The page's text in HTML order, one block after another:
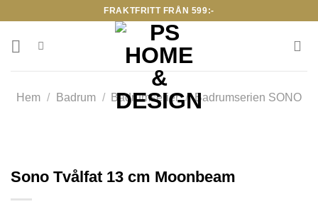
content
FRAKTFRITT FRÅN 599:-
Hem / Badrum / Badrumserier / Badrumserien SONO
Sono Tvålfat 13 cm Moonbeam